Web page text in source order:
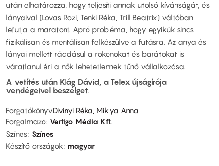
után elhatározza, hogy teljesíti annak utolsó kívánságát, és
lányaival (Lovas Rozi, Tenki Réka, Trill Beatrix) váltóban
lefutja a maratont. Apró probléma, hogy egyikük sincs
fizikálisan és mentálisan felkészülve a futásra. Az anya és
lányai mellett ráadásul a rokonokat és barátokat is
váratlanul éri a nők lehetetlennek tűnő vállalkozása.
A vetítés után Klág Dávid, a Telex újságírója
vendégeivel beszélget.
ForgatókönyvDivinyi Réka, Miklya Anna
Forgalmazó Vertigo Média Kft.
Színes Színes
Készítő országok
magyar